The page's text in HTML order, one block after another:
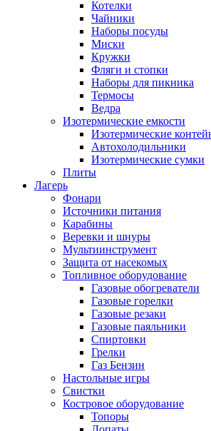
Котелки
Чайники
Наборы посуды
Миски
Кружки
Фляги и стопки
Наборы для пикника
Термосы
Ведра
Изотермические емкости
Изотермические
Автохолодильники
Изотермические сумки
Плиты
Лагерь
Фонари
Источники питания
Карабины
Веревки и шнуры
Мультиинструмент
Защита от насекомых
Топливное оборудование
Газовые обогреватели
Газовые горелки
Газовые резаки
Газовые паяльники
Спиртовки
Грелки
Газ Бензин
Настольные игры
Свистки
Костровое оборудование
Топоры